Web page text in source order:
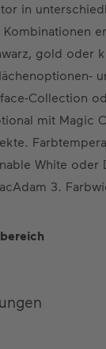
FR
in
gold oder
Collection
mit Magic
White oder
3.